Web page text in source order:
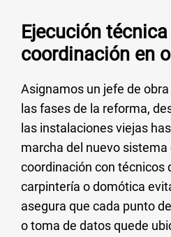
Ejecución
coordinación en
Asignamos un jefe de
las fases de la reforma,
las instalaciones viejas
marcha del nuevo sistema
coordinación con técnicos
carpintería o domótica
asegura que cada punto
o toma de datos quede